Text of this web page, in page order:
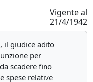
Vigente al
21/4/1942
il giudice adito
per
scadere fino
spese relative